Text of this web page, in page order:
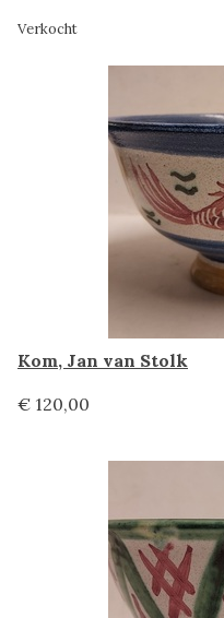
Verkocht
Kom, Jan van Stolk
€ 120,00